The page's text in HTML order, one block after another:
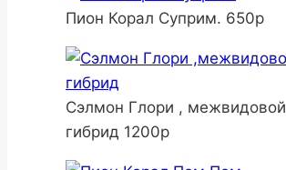
Пион Корал Суприм. 650р
Сэлмон Глори , межвидовой
гибрид 1200р